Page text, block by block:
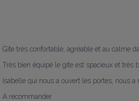
Gite très confortable, agréable et au calme
Très bien équipé le gite est spacieux et très
Isabelle qui nous a ouvert les portes, nous
A recommander.